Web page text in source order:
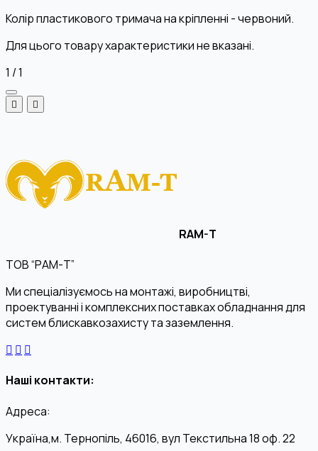
Колір пластикового тримача на кріпленні - червоний.
Для цього товару характеристики не вказані.
1 /1
RAM-T
ТОВ “РАМ-Т”
Ми спеціалізуємось на монтажі, виробництві,
проектуванні і комплексних поставках обладнання для
систем блискавкозахисту та заземлення.
Наші контакти:
Адреса:
Україна,м. Тернопіль, 46016, вул Текстильна 18 оф. 22